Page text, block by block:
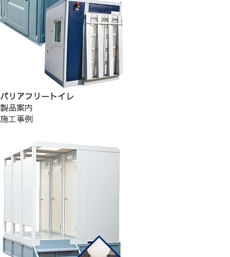
バリアフリートイレ
製品案内
施工事例